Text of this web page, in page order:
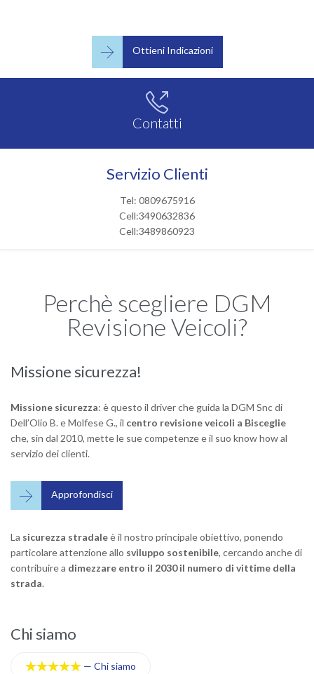
 Ottieni Indicazioni

Contatti
Servizio Clienti
Tel: 0809675916
Cell:3490632836
Cell:3489860923
Perchè scegliere DGM
Revisione Veicoli?
Missione sicurezza!
Missione sicurezza: è questo il driver che guida la DGM Snc di
Dell’Olio B. e Molfese G., il centro revisione veicoli a Bisceglie
che, sin dal 2010, mette le sue competenze e il suo know how al
servizio dei clienti.
 Approfondisci
La sicurezza stradaleè il nostro principale obiettivo, ponendo
particolare attenzione allo sviluppo sostenibile, cercando anche di
contribuire a dimezzare entro il 2030 il numero di vittime della
strada.
Chi siamo
 — Chi siamo